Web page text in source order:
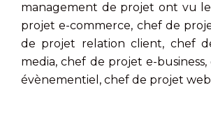
management de projet ont vu
projet e-commerce, chef de
de projet relation client, chef
media, chef de projet e-
évènementiel, chef de projet